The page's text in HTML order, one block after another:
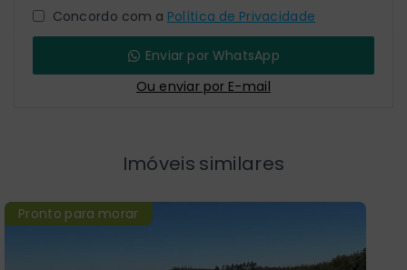
Concordo com a Política de Privacidade
Enviar por WhatsApp
Ou enviar por E-mail
Imóveis similares
Pronto para morar